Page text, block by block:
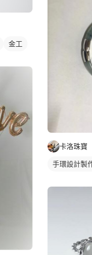
金工
卡洛珠寶
手環設計製